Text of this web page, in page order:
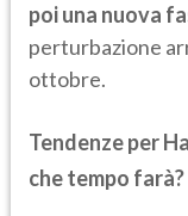
poi una nuova
perturbazione
ottobre.
Tendenze per
che tempo farà?